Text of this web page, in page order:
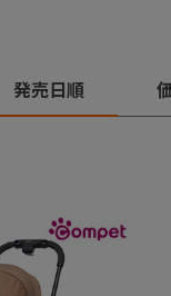
発売日順